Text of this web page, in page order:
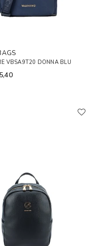
VBSA9T20 DONNA BLU